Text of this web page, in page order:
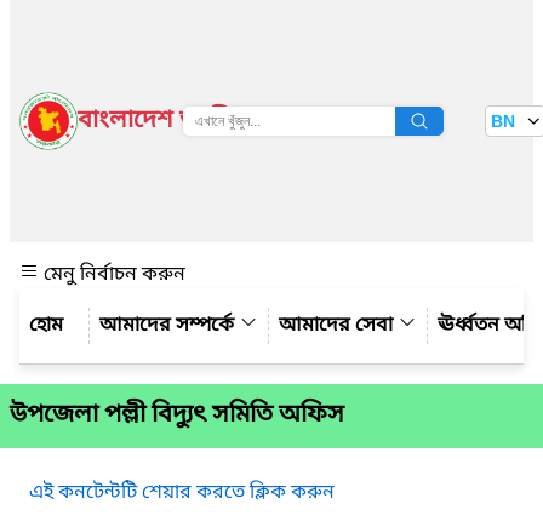
বাংলাদেশ জাতীয় তথ্য বাতায়ন BN
মেনু নির্বাচন করুন
আমাদের সম্পর্কে
আমাদের সেবা ঊর্ধ্বতন
উপজেলা পল্লী বিদ্যুৎ সমিতি অফিস
এই কনটেন্টটি শেয়ার করতে ক্লিক করুন